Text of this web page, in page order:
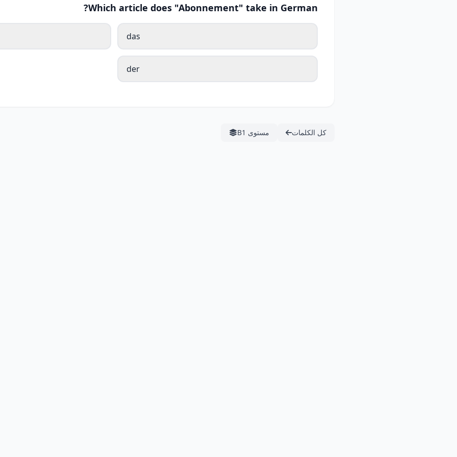
Which article does "Abonnement" take in German?
das
der
كل الكلمات مستوى B1